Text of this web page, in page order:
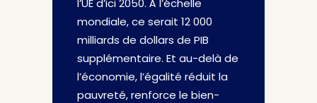
l’UE d’ici 2050. À l’échelle
mondiale, ce serait 12 000
milliards de dollars de PIB
supplémentaire. Et au-delà de
l’économie, l’égalité réduit la
pauvreté, renforce le bien-